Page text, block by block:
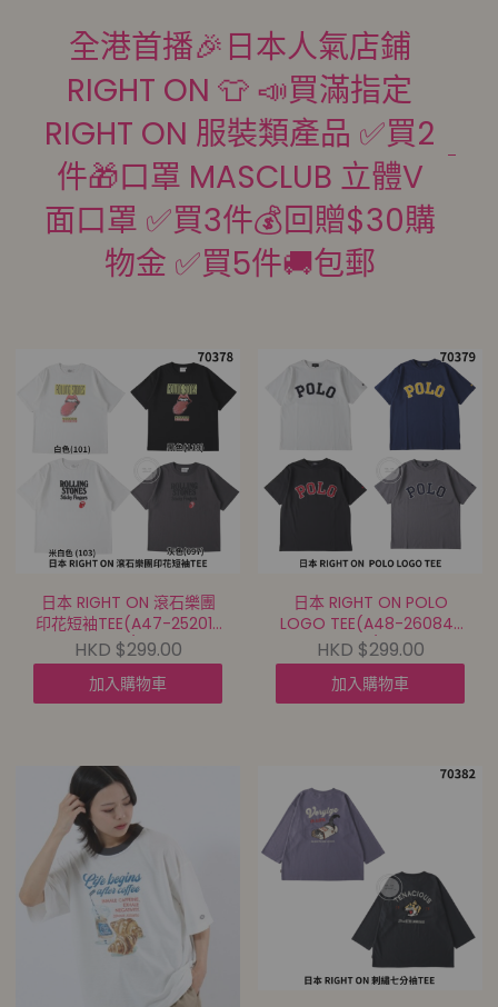
全港首播🎉日本人氣店鋪
RIGHT ON 👕 📣買滿指定
RIGHT ON 服裝類產品 ✅買2
件🎁口罩 MASCLUB 立體V
面口罩 ✅買3件💰回贈$30購
物金 ✅買5件🚚包郵
日本 RIGHT ON 滾石樂團
印花短袖TEE(A47-25201)
【5件包郵 | 11/8截單 | 預計
9月中至尾到貨 |
20260806A(70378.)】
HKD $299.00
加入購物車
日本 RIGHT ON POLO
LOGO TEE(A48-26084)
【5件包郵 | 11/8截單 | 預計
9月中至尾到貨 |
20260806A(70379.)】
HKD $299.00
加入購物車